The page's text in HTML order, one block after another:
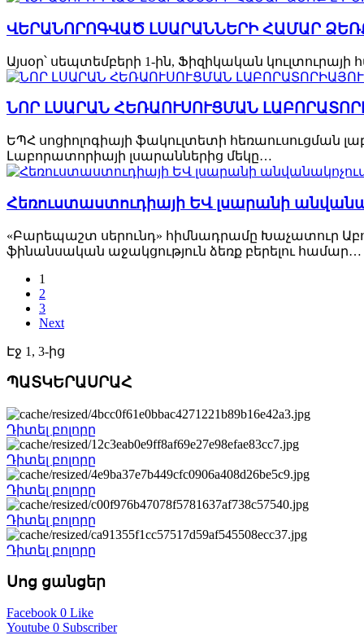
ՎԵՐԱՆՈՐՈԳՎԱԾ ԼՍԱՐԱՆՆԵՐԻ ՀԱՄԱՐ
Այսօր՝ սեպտեմբերի 1-ին, Ֆիզիկական
ՆՈՐ ԼՍԱՐԱՆ ՀԵՌԱՈՒՍՈՒՑՄԱՆ
ԵՊՀ սոցիոլոգիայի ֆակուլտետի հեռաուսուցման
Լաբորատորիայի լսարաններից մեկը…
Հեռուստաստուդիայի ԵՎ լսարանի
«Բարեպաշտ սերունդ» հիմնադրամը Խաչատուր
ֆինանսական աջակցություն ձեռք բերելու համար…
1
2
3
Next
Էջ 1, 3-ից
ՊԱՏԿԵՐԱՍՐԱՀ
Դիտել բոլորը
Դիտել բոլորը
Դիտել բոլորը
Դիտել բոլորը
Դիտել բոլորը
Սոց ցանցեր
Facebook 0 Like
Youtube 0 Subscriber